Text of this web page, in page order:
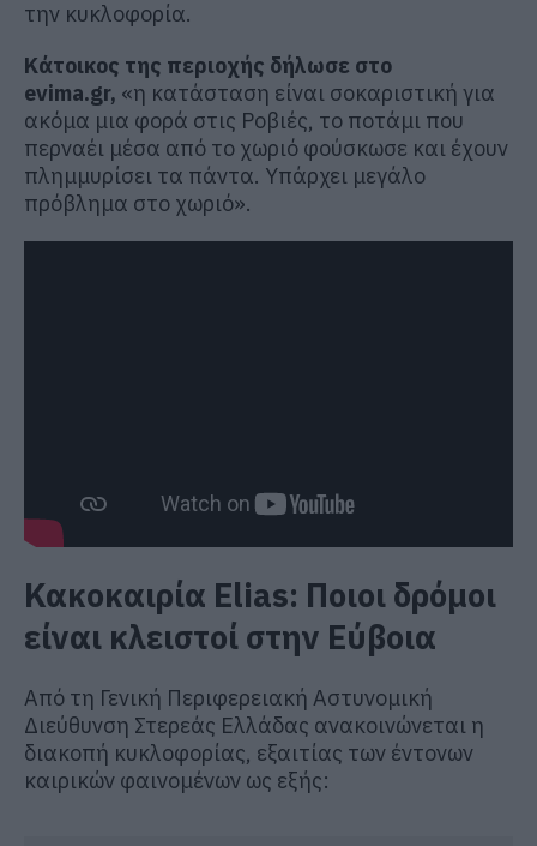
την κυκλοφορία.
Κάτοικος της περιοχής δήλωσε στο
evima.gr, «η κατάσταση είναι σοκαριστική για
ακόμα μια φορά στις Ροβιές, το ποτάμι που
περναέι μέσα από το χωριό φούσκωσε και έχουν
πλημμυρίσει τα πάντα. Υπάρχει μεγάλο
πρόβλημα στο χωριό».
Κακοκαιρία Elias: Ποιοι δρόμοι
είναι κλειστοί στην Εύβοια
Από τη Γενική Περιφερειακή Αστυνομική
Διεύθυνση Στερεάς Ελλάδας ανακοινώνεται η
διακοπή κυκλοφορίας, εξαιτίας των έντονων
καιρικών φαινομένων ως εξής: